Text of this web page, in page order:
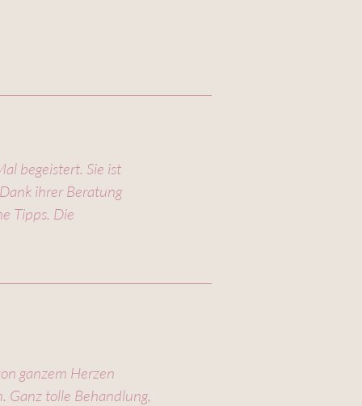
begeistert. Sie ist
ihrer Beratung
Tipps. Die
ganzem Herzen
Ganz tolle Behandlung,